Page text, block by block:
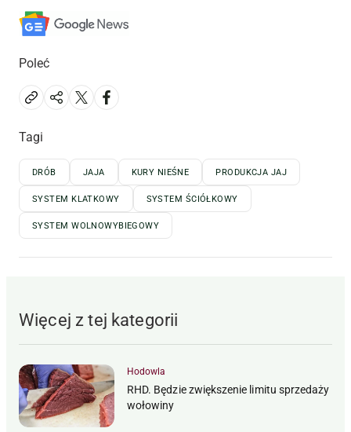
Poleć
Tagi
DRÓB JAJA KURY NIEŚNE PRODUKCJA JAJ
SYSTEM KLATKOWY SYSTEM ŚCIÓŁKOWY
SYSTEM WOLNOWYBIEGOWY
Więcej z tej kategorii
Hodowla
RHD. Będzie zwiększenie limitu sprzedaży
wołowiny